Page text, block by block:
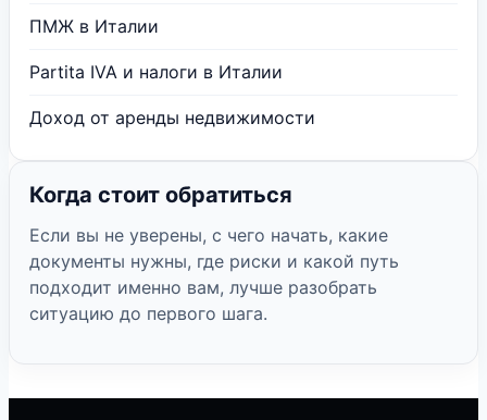
ПМЖ в Италии
Partita IVA и налоги в Италии
Доход от аренды недвижимости
Когда стоит обратиться
Если вы не уверены, с чего начать, какие
документы нужны, где риски и какой путь
подходит именно вам, лучше разобрать
ситуацию до первого шага.